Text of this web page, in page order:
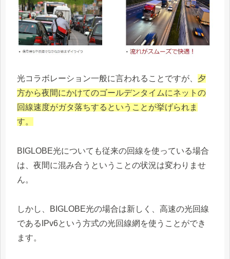
光コラボレーション一般に言われることですが、 夕
方から夜間にかけてのゴールデンタイムにネットの
回線速度がガタ落ちするということが挙げられま
す。
BIGLOBE光についても従来の回線を使っている場合
は、夜間に混み合うということの状況は変わりませ
ん。
しかし、BIGLOBE光の場合は新しく、高速の光回線
であるIPv6という方式の光回線網を使うことができ
ます。